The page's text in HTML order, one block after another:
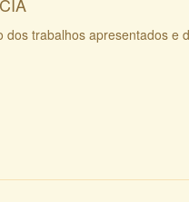
dos trabalhos apresentados e